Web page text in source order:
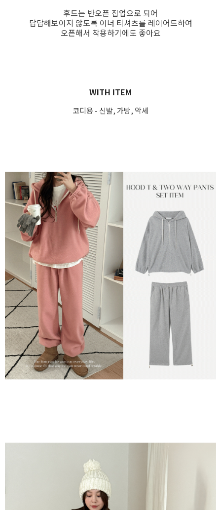
후드는 반오픈 집업으로 되어
답답해보이지 않도록 이너 티셔츠를 레이어드하여
오픈해서 착용하기에도 좋아요
WITH ITEM
코디용 - 신발, 가방, 악세